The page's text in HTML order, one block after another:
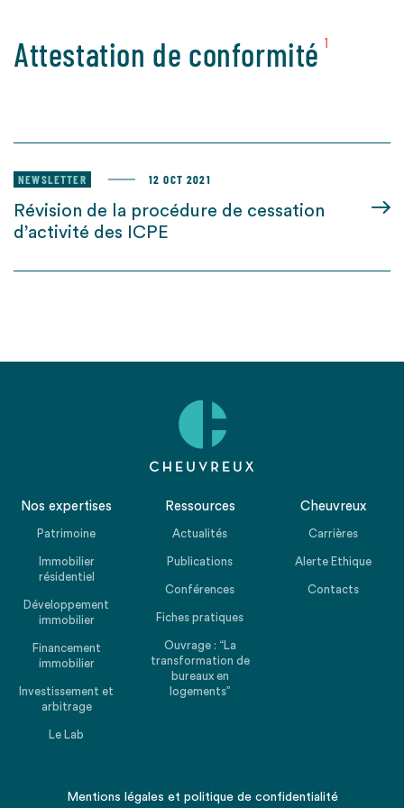
Attestation de conformité 1
NEWSLETTER 12 OCT 2021
Révision de la procédure de cessation
d’activité des ICPE
Nos expertises
Patrimoine
Immobilier
résidentiel
Développement
immobilier
Financement
immobilier
Investissement et
arbitrage
Le Lab
Ressources
Actualités
Publications
Conférences
Fiches pratiques
Ouvrage : “La
transformation de
bureaux en
logements”
Cheuvreux
Carrières
Alerte Ethique
Contacts
Mentions légales et politique de confidentialité